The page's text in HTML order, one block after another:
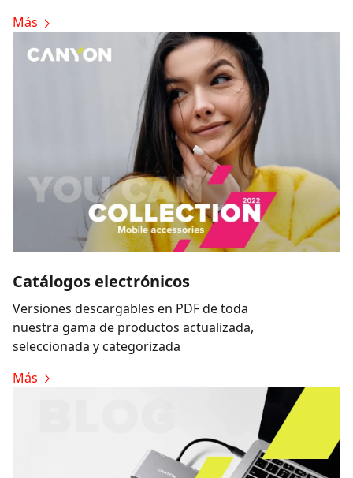
Más
Catálogos electrónicos
Versiones descargables en PDF de toda
nuestra gama de productos actualizada,
seleccionada y categorizada
Más